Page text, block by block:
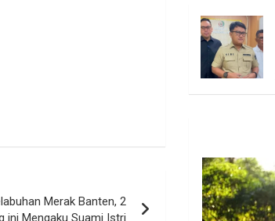
Merak Banten, 2
ini Mengaku Suami Istri